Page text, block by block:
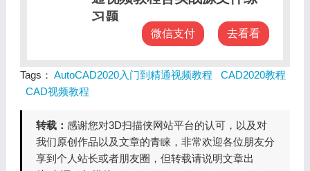
习题
售价：30元
去看看
微信支付
Tags： AutoCAD2020入门到精通视频教程
CAD2020教程
CAD视频教程
转载： 感谢您对3D扫描侠网站平台的认可，以及对
我们原创作品以及文章的青睐，非常欢迎各位朋友分
享到个人站长或者朋友圈，但转载请说明文章出